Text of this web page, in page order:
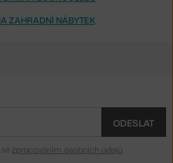
ZAHRADNÍ NÁBYTEK
ODESLAT
zpracováním osobních údajů